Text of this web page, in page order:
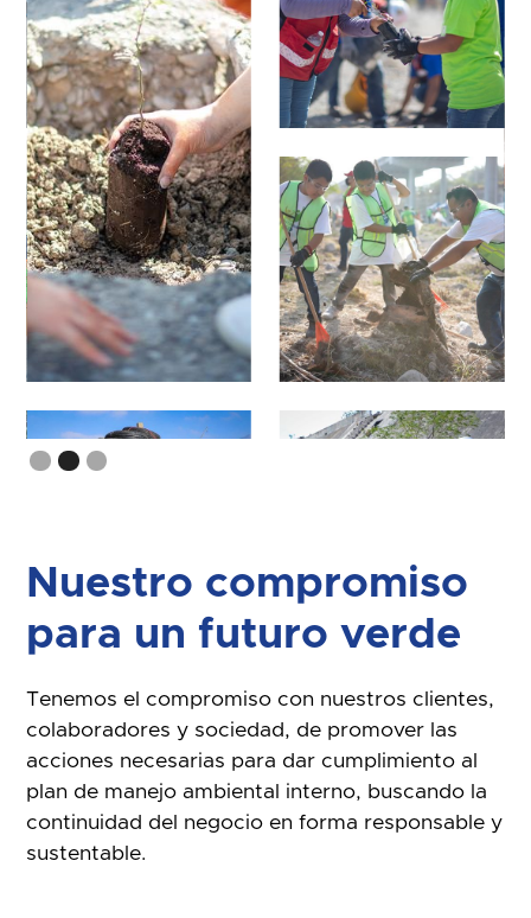
Slide 3 of 3.
Nuestro compromiso
para un futuro verde
Tenemos el compromiso con nuestros clientes,
colaboradores y sociedad, de promover las
acciones necesarias para dar cumplimiento al
plan de manejo ambiental interno, buscando la
continuidad del negocio en forma responsable y
sustentable.